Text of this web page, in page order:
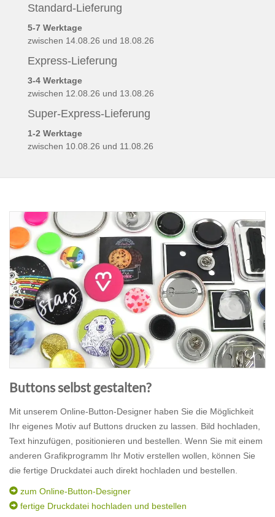
Standard-Lieferung
5-7 Werktage
zwischen 14.08.26 und 18.08.26
Express-Lieferung
3-4 Werktage
zwischen 12.08.26 und 13.08.26
Super-Express-Lieferung
1-2 Werktage
zwischen 10.08.26 und 11.08.26
Buttons selbst gestalten?
Mit unserem Online-Button-Designer haben Sie die Möglichkeit
Ihr eigenes Motiv auf Buttons drucken zu lassen. Bild hochladen,
Text hinzufügen, positionieren und bestellen. Wenn Sie mit einem
anderen Grafikprogramm Ihr Motiv erstellen wollen, können Sie
die fertige Druckdatei auch direkt hochladen und bestellen.
zum Online-Button-Designer
fertige Druckdatei hochladen und bestellen